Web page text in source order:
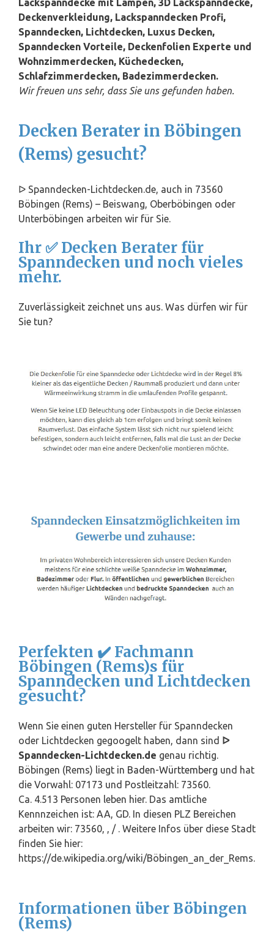
Lackspanndecke mit Lampen, 3D Lackspanndecke,
Deckenverkleidung, Lackspanndecken Profi,
Spanndecken, Lichtdecken, Luxus Decken,
Spanndecken Vorteile, Deckenfolien Experte und
Wohnzimmerdecken, Küchedecken,
Schlafzimmerdecken, Badezimmerdecken.
Wir freuen uns sehr, dass Sie uns gefunden haben.
Decken Berater in Böbingen
(Rems) gesucht?
ᐅ Spanndecken-Lichtdecken.de, auch in 73560
Böbingen (Rems) – Beiswang, Oberböbingen oder
Unterböbingen arbeiten wir für Sie.
Ihr ✅ Decken Berater für
Spanndecken und noch vieles
mehr.
Zuverlässigkeit zeichnet uns aus. Was dürfen wir für
Sie tun?
Perfekten ✔️ Fachmann
Böbingen (Rems)s für
Spanndecken und Lichtdecken
gesucht?
Wenn Sie einen guten Hersteller für Spanndecken
oder Lichtdecken gegoogelt haben, dann sind ᐅ
Spanndecken-Lichtdecken.de genau richtig.
Böbingen (Rems) liegt in Baden-Württemberg und hat
die Vorwahl: 07173 und Postleitzahl: 73560.
Ca. 4.513 Personen leben hier. Das amtliche
Kennnzeichen ist: AA, GD. In diesen PLZ Bereichen
arbeiten wir: 73560, , / . Weitere Infos über diese Stadt
finden Sie hier:
https://de.wikipedia.org/wiki/Böbingen_an_der_Rems.
Informationen über Böbingen
(Rems)